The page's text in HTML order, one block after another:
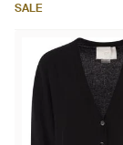
SALE